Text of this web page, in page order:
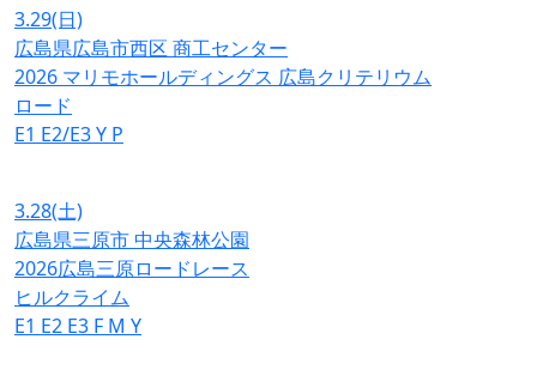
3.29(日)
広島県広島市西区 商工センター
2026 マリモホールディングス 広島クリテリウム
ロード
E1 E2/E3Y P
3.28(土)
広島県三原市 中央森林公園
2026広島三原ロードレース
ヒルクライム
E1 E2 E3 F M Y